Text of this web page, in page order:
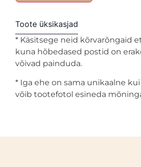
Toote üksikasjad
* Käsitsege neid kõrvarõngaid
kuna hõbedased postid on
võivad painduda.
* Iga ehe on sama unikaalne
võib tootefotol esineda